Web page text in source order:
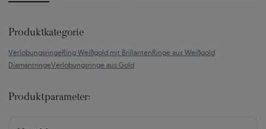
Produktkategorie
VerlobungsringeRing Weißgold mit BrillantenRinge aus Weißgold
DiamantringeVerlobungsringe aus Gold
Produktparameter: